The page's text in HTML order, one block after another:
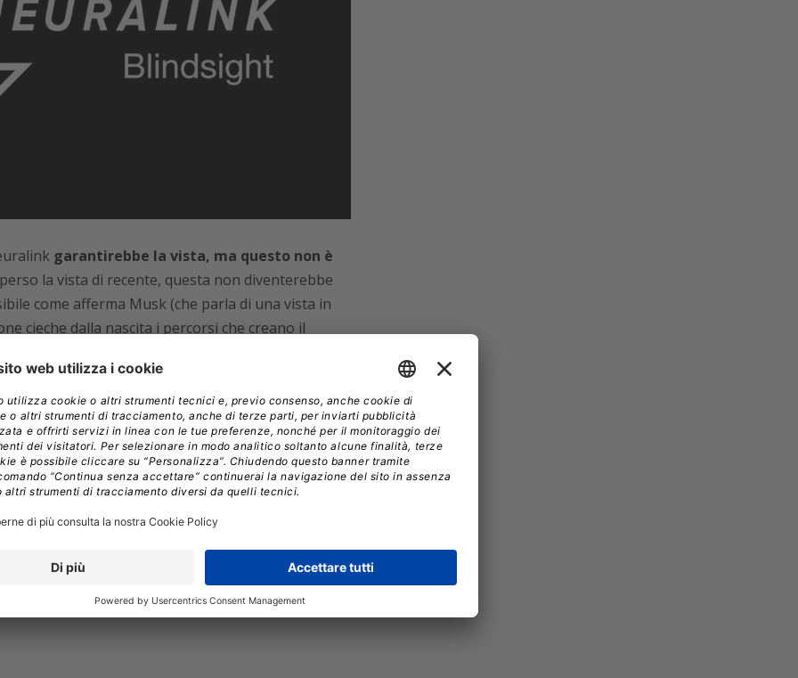
garantirebbe la vista, ma questo non è
la vista di recente, questa non diventerebbe
come afferma Musk (che parla di una vista in
cieche dalla nascita i percorsi che creano il
array di microelettrodi effettivamente più
per impiantarlo con minor rischio di